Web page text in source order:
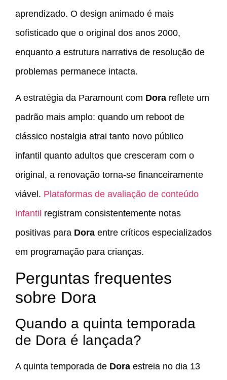
aprendizado. O design animado é mais
sofisticado que o original dos anos 2000,
enquanto a estrutura narrativa de resolução de
problemas permanece intacta.
A estratégia da Paramount com Dora reflete um
padrão mais amplo: quando um reboot de
clássico nostalgia atrai tanto novo público
infantil quanto adultos que cresceram com o
original, a renovação torna-se financeiramente
viável. Plataformas de avaliação de conteúdo
infantil registram consistentemente notas
positivas para Dora entre críticos especializados
em programação para crianças.
Perguntas frequentes
sobre Dora
Quando a quinta temporada
de Dora é lançada?
A quinta temporada de Dora estreia no dia 13